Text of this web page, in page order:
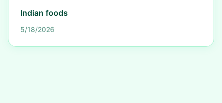
Indian foods
5/18/2026